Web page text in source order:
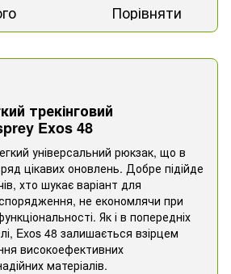
Порівняти
трекінговий
Exos 48
універсальний рюкзак, що в
цікавих оновлень. Добре підійде
хто шукає варіант для
не економлячи при
Як і в попередніх
Exos 48 залишається взірцем
високоефективних
матеріалів.